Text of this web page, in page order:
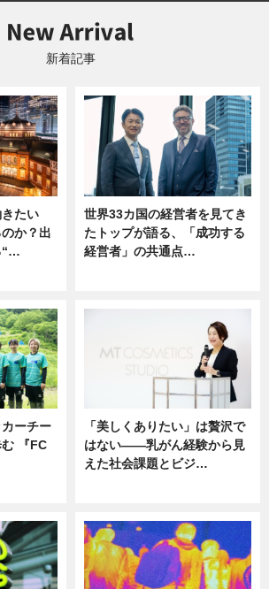
新着記事
たい
か？出
“…
世界33カ国の経営者を見てき
たトップが語る、「成功する
経営者」の共通点…
ーチー
『FC
「美しくありたい」は贅沢で
はない――乳がん経験から見
えた社会課題とビジ…